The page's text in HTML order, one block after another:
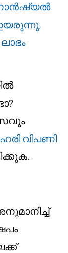
വിപണി